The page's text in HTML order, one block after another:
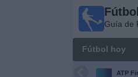
Guía de
Fútbol hoy
ATP
Fútbol en
Nicaragua